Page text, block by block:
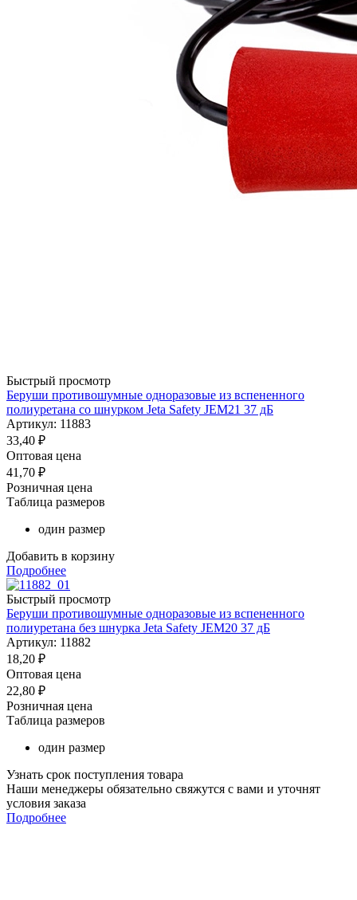
Быстрый просмотр
Беруши противошумные одноразовые из вспененного
полиуретана со шнурком Jeta Safety JEM21 37 дБ
Артикул: 11883
33,40 ₽
Оптовая цена
41,70 ₽
Розничная цена
Таблица размеров
один размер
Добавить в корзину
Подробнее
Быстрый просмотр
Беруши противошумные одноразовые из вспененного
полиуретана без шнурка Jeta Safety JEM20 37 дБ
Артикул: 11882
18,20 ₽
Оптовая цена
22,80 ₽
Розничная цена
Таблица размеров
один размер
Узнать срок поступления товара
Наши менеджеры обязательно свяжутся с вами и уточнят
условия заказа
Подробнее